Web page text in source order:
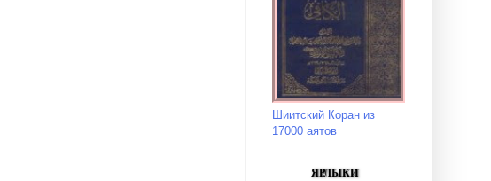
Шиитский Коран из
17000 аятов
ЯРЛЫКИ